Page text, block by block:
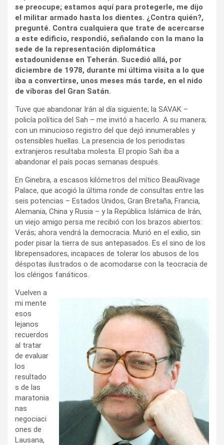
se preocupe; estamos aquí para protegerle, me dijo
el militar armado hasta los dientes. ¿Contra quién?,
pregunté. Contra cualquiera que trate de acercarse
a este edificio, respondió, señalando con la mano la
sede de la representación diplomática
estadounidense en Teherán. Sucedió allá, por
diciembre de 1978, durante mi última visita a lo que
iba a convertirse, unos meses más tarde, en el nido
de víboras del Gran Satán.
Tuve que abandonar Irán al día siguiente; la SAVAK –
policía política del Sah – me invitó a hacerlo. A su manera;
con un minucioso registro del que dejó innumerables y
ostensibles huellas. La presencia de los periodistas
extranjeros resultaba molesta. El propio Sah iba a
abandonar el país pocas semanas después.
En Ginebra, a escasos kilómetros del mítico BeauRivage
Palace, que acogió la última ronde de consultas entre las
seis potencias – Estados Unidos, Gran Bretaña, Francia,
Alemania, China y Rusia – y la República Islámica de Irán,
un viejo amigo persa me recibió con los brazos abiertos:
Verás; ahora vendrá la democracia. Murió en el exilio, sin
poder pisar la tierra de sus antepasados. Es el sino de los
librepensadores, incapaces de tolerar los abusos de los
déspotas ilustrados o de acomodarse con la teocracia de
los clérigos fanáticos.
Vuelven a
mi mente
esos
lejanos
recuerdos
al tratar
de evaluar
los
resultado
s de las
maratonia
nas
negociaci
ones de
Lausana,